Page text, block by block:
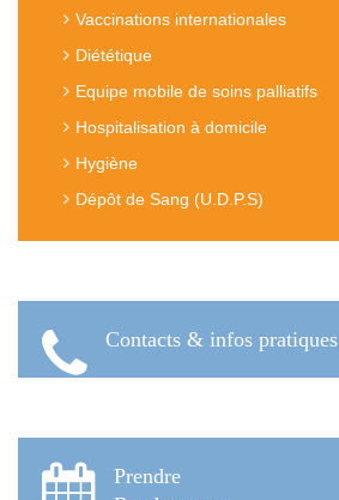
Vaccinations internationales
Diététique
Equipe mobile de soins palliatifs
Hospitalisation à domicile
Hygiène
Dépôt de Sang (U.D.P.S)
Contacts & infos pratiques
Prendre